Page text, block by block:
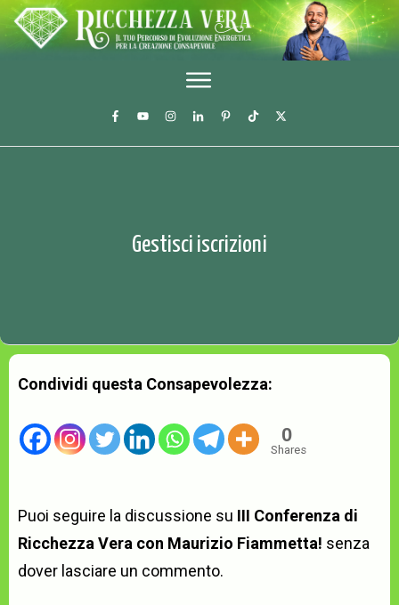
Gestisci iscrizioni
Condividi questa Consapevolezza:
0
Shares
Puoi seguire la discussione su III Conferenza di
Ricchezza Vera con Maurizio Fiammetta! senza
dover lasciare un commento.